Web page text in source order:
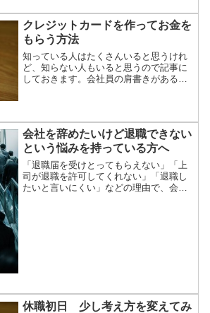
クレジットカードを作ってお金を
もらう方法
知っている人はたくさんいると思うけれ
ど、知らない人もいると思うので記事に
しておきます。会社員の肩書きがある今
るなら最大限に現金をもら...
会社を辞めたいけど退職できない
という悩みを持っている方へ
「退職届を受けとってもらえない」「上
司が退職を許可してくれない」「退職し
たいと言いにくい」などの理由で、会社
休職初日 少し考え方を変えてみ